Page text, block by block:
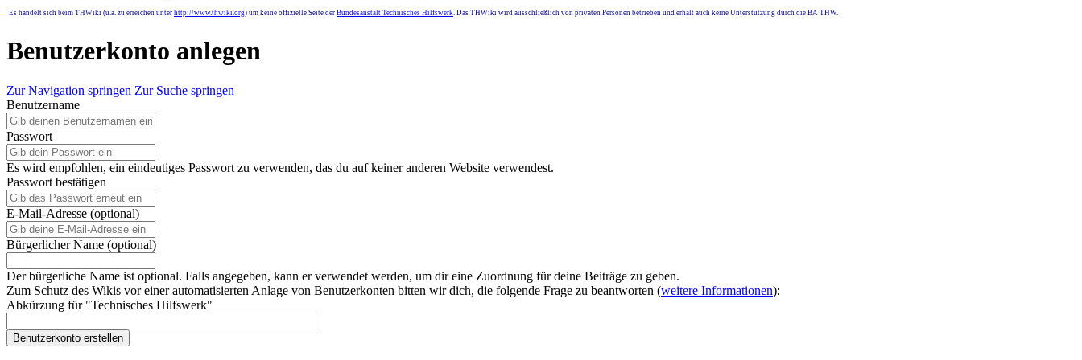
Es handelt sich beim THWiki (u.a. zu erreichen unter http://www.thwiki.org) um keine offizielle Seite der Bundesanstalt Technisches Hilfswerk. Das THWiki wird ausschließlich von privaten Personen betrieben und erhält auch keine Unterstützung durch die BA THW.
Benutzerkonto anlegen
Zur Navigation springen Zur Suche springen
Benutzername
Passwort
Es wird empfohlen, ein eindeutiges Passwort zu verwenden, das du auf keiner anderen Website verwendest.
Passwort bestätigen
E-Mail-Adresse (optional)
Bürgerlicher Name (optional)
Der bürgerliche Name ist optional. Falls angegeben, kann er verwendet werden, um dir eine Zuordnung für deine Beiträge zu geben.
Zum Schutz des Wikis vor einer automatisierten Anlage von Benutzerkonten bitten wir dich, die folgende Frage zu beantworten (weitere Informationen):
Abkürzung für "Technisches Hilfswerk"
Benutzerkonto erstellen